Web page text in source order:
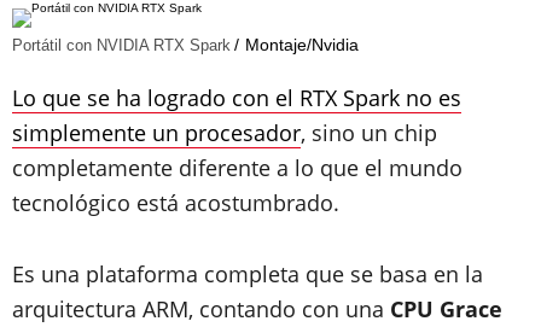
Portátil con NVIDIA RTX Spark Montaje/Nvidia
Lo que se ha logrado con el RTX Spark no es
simplemente un procesador, sino un chip
completamente diferente a lo que el mundo
tecnológico está acostumbrado.
Es una plataforma completa que se basa en la
arquitectura ARM, contando con una CPU Grace